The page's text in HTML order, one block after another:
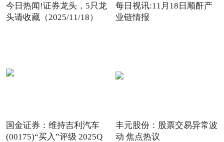
今日热闻!证券龙头，5只龙
头请收藏（2025/11/18）
每日视讯:11月18日顺酐产
业链情报
国金证券：维持吉利汽车
(00175)“买入”评级 2025Q
丰元股份：股票交易异常波
动 焦点热议